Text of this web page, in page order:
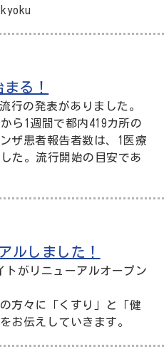
る！
行の発表がありました。
ら1週間で都内419カ所の
ザ患者報告者数は、1医療
た。流行開始の目安であ
ルしました！
トがリニューアルオープン
方々に「くすり」と「健
お伝えしていきます。